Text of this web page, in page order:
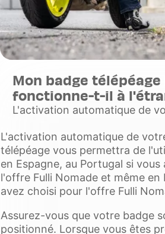
Mon badge télépéage
fonctionne-t-il à
L'activation automatique de
France, en Espagne, au
avez opté pour l'offre Fulli
Voir
plus
L'activation automatique de
télépéage vous permettra de
en Espagne, au Portugal si
l'offre Fulli Nomade et même en
avez choisi pour l'offre Fulli
Assurez-vous que votre badge
positionné. Lorsque vous êtes